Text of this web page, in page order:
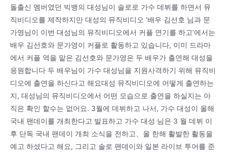
돌출신 멤버였던 빅뱅의 대성님이 솔로로 가수 데뷔를 하면서 뮤
직비디오를 제작하지만 대성의 뮤직비디오 ‘배우 김선호 님과 문
가영님이 이번 대성님의 뮤직비디오에서 커플 연기를 하고’에서는
배우 김선호와 문가영이 커플로 활동하고 있습니다, 이미 드라마
에서 커플 역을 맡은 김선호와 문가영은 두 배우가 출연해 대성을
응원합니다 두 배우님이 가수 대성님을 지원사격하기 위해 뮤직비
디오에 출연을 하신다고 해요대성 뮤직비디오에 어떻게 출연하는
지, 대성님의 뮤직비디오에서 어떤 모습으로 출연을 하실지는 아
직은 확인 할수는 없어요. 3월에 데뷔하고 나서, 가수 대성이 올해
국내 팬데이를 개최한다고 발표하고 가수 대성 님은 3 월 데뷔 이
후 단독 국내 팬데이 개최 소식을 전하고、올 한해 활발한 활동을
예고 하셨다고 해요, 그리고 솔로 팬데이와 일본 라이브 투어를 준